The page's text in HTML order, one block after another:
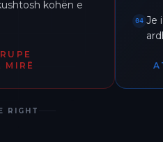
kohën e
MIRË
04 Je
RIGHT